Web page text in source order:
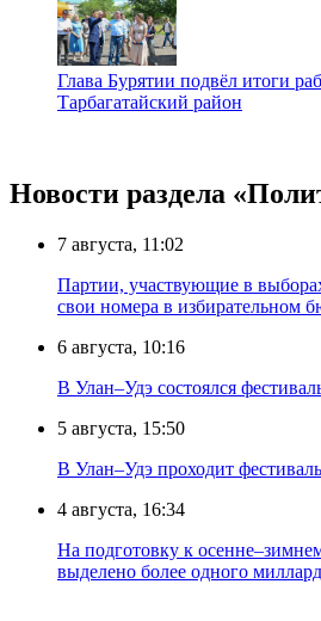
Глава Бурятии подвёл итоги
Тарбагатайский район
Новости раздела
7 августа, 11:02
Партии, участвующие в
свои номера в избирательном
6 августа, 10:16
В Улан–Удэ состоялся
5 августа, 15:50
В Улан–Удэ проходит
4 августа, 16:34
На подготовку к
выделено более одного